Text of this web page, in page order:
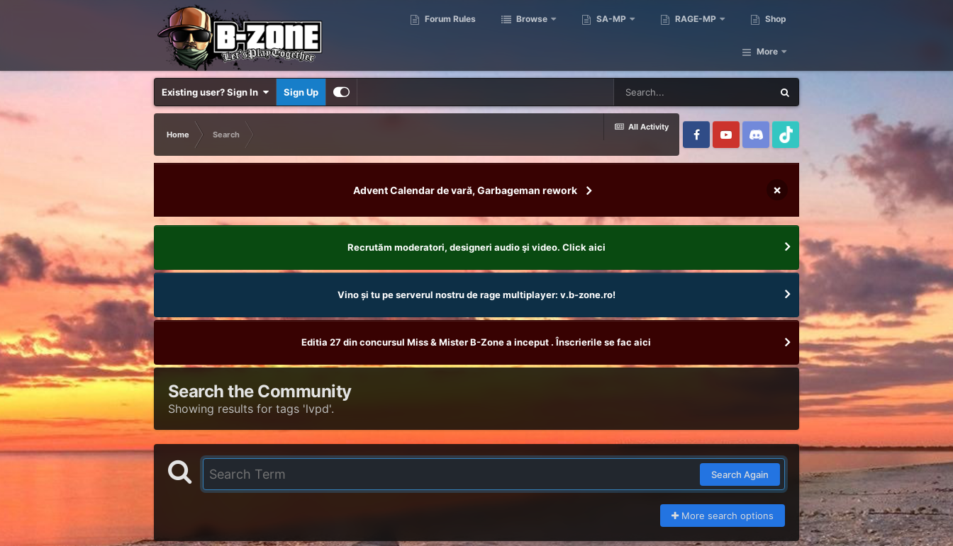
Forum Rules Browse SA-MP RAGE-MP Shop
More
Existing user? Sign In Sign Up
All Activity
Home Search
Advent Calendar de vară, Garbageman rework ×
Recrutăm moderatori, designeri audio şi video. Click aici
Vino și tu pe serverul nostru de rage multiplayer: v.b-zone.ro!
Editia 27 din concursul Miss & Mister B-Zone a inceput . Înscrierile se fac aici
Search the Community
Showing results for tags 'lvpd'.
Search Again
More search options